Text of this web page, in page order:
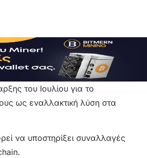
του Ιουλίου για το
ως εναλλακτική λύση στα
να υποστηρίξει συναλλαγές